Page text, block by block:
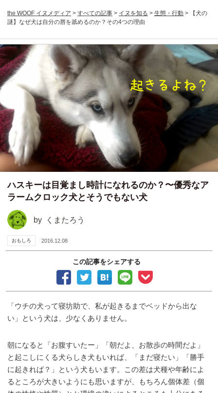
the WOOF イヌメディア > すべての記事 > イヌを知る > 生態・行動 >
【犬の
謎】なぜ犬は自分の唇を舐めるのか？その4つの理由
ハスキーは目覚まし時計になれるのか？〜優秀なア
ラームクロック犬とそうでもない犬
by くまたろう
おもしろ 2016.12.08
この記事をシェアする
「ウチの犬って寝坊助で、私が起きるまでベッドから出な
い」という犬は、少なくありません。
朝になると「お腹すいたー」「朝だよ、お散歩の時間だよ」
と起こしにくる犬らしき犬もいれば、「まだ寝たい」「勝手
に起きれば？」という犬もいます。この差は犬種や年齢によ
るところが大きいようにも思いますが、もちろん個体差（個